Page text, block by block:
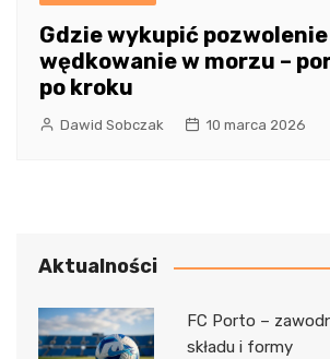
Gdzie wykupić pozwolenie
wędkowanie w morzu –
po kroku
Dawid Sobczak 10 marca 2026
Aktualności
FC Porto –
składu i formy